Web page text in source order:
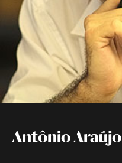
Antônio Araújo